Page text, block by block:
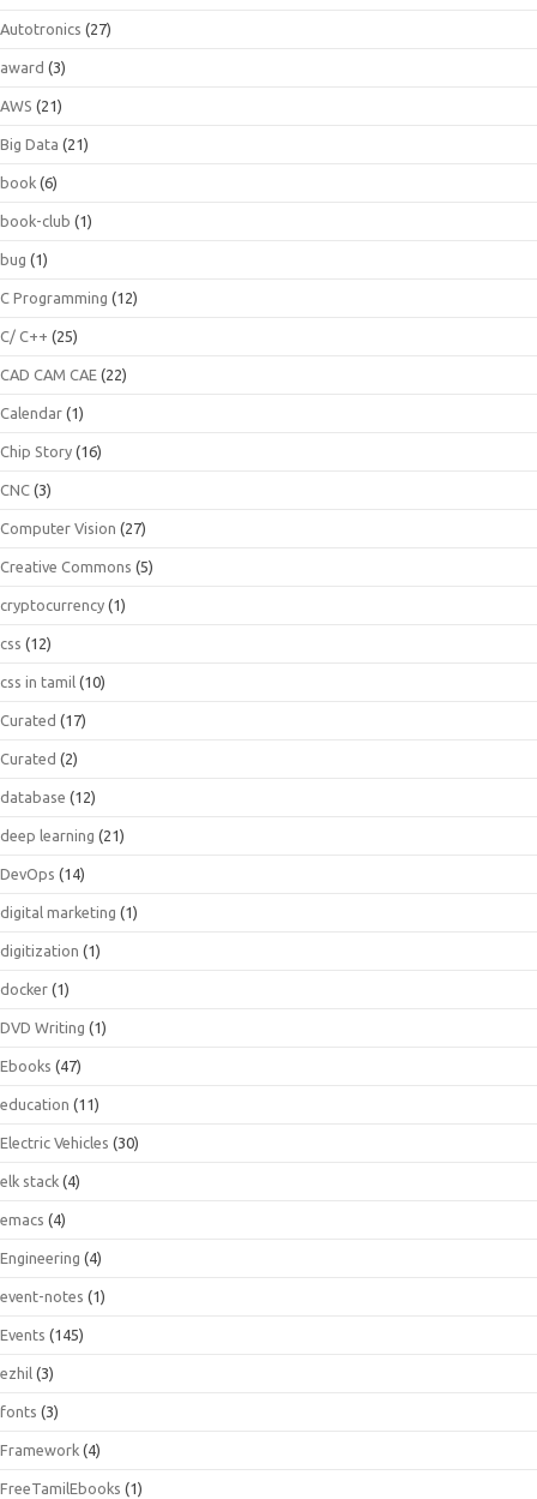
Autotronics (27)
award (3)
AWS (21)
Big Data (21)
book (6)
book-club (1)
bug (1)
C Programming (12)
C/ C++ (25)
CAD CAM CAE (22)
Calendar (1)
Chip Story (16)
CNC (3)
Computer Vision (27)
Creative Commons (5)
cryptocurrency (1)
css (12)
css in tamil (10)
Curated (17)
Curated (2)
database (12)
deep learning (21)
DevOps (14)
digital marketing (1)
digitization (1)
docker (1)
DVD Writing (1)
Ebooks (47)
education (11)
Electric Vehicles (30)
elk stack (4)
emacs (4)
Engineering (4)
event-notes (1)
Events (145)
ezhil (3)
fonts (3)
Framework (4)
FreeTamilEbooks (1)